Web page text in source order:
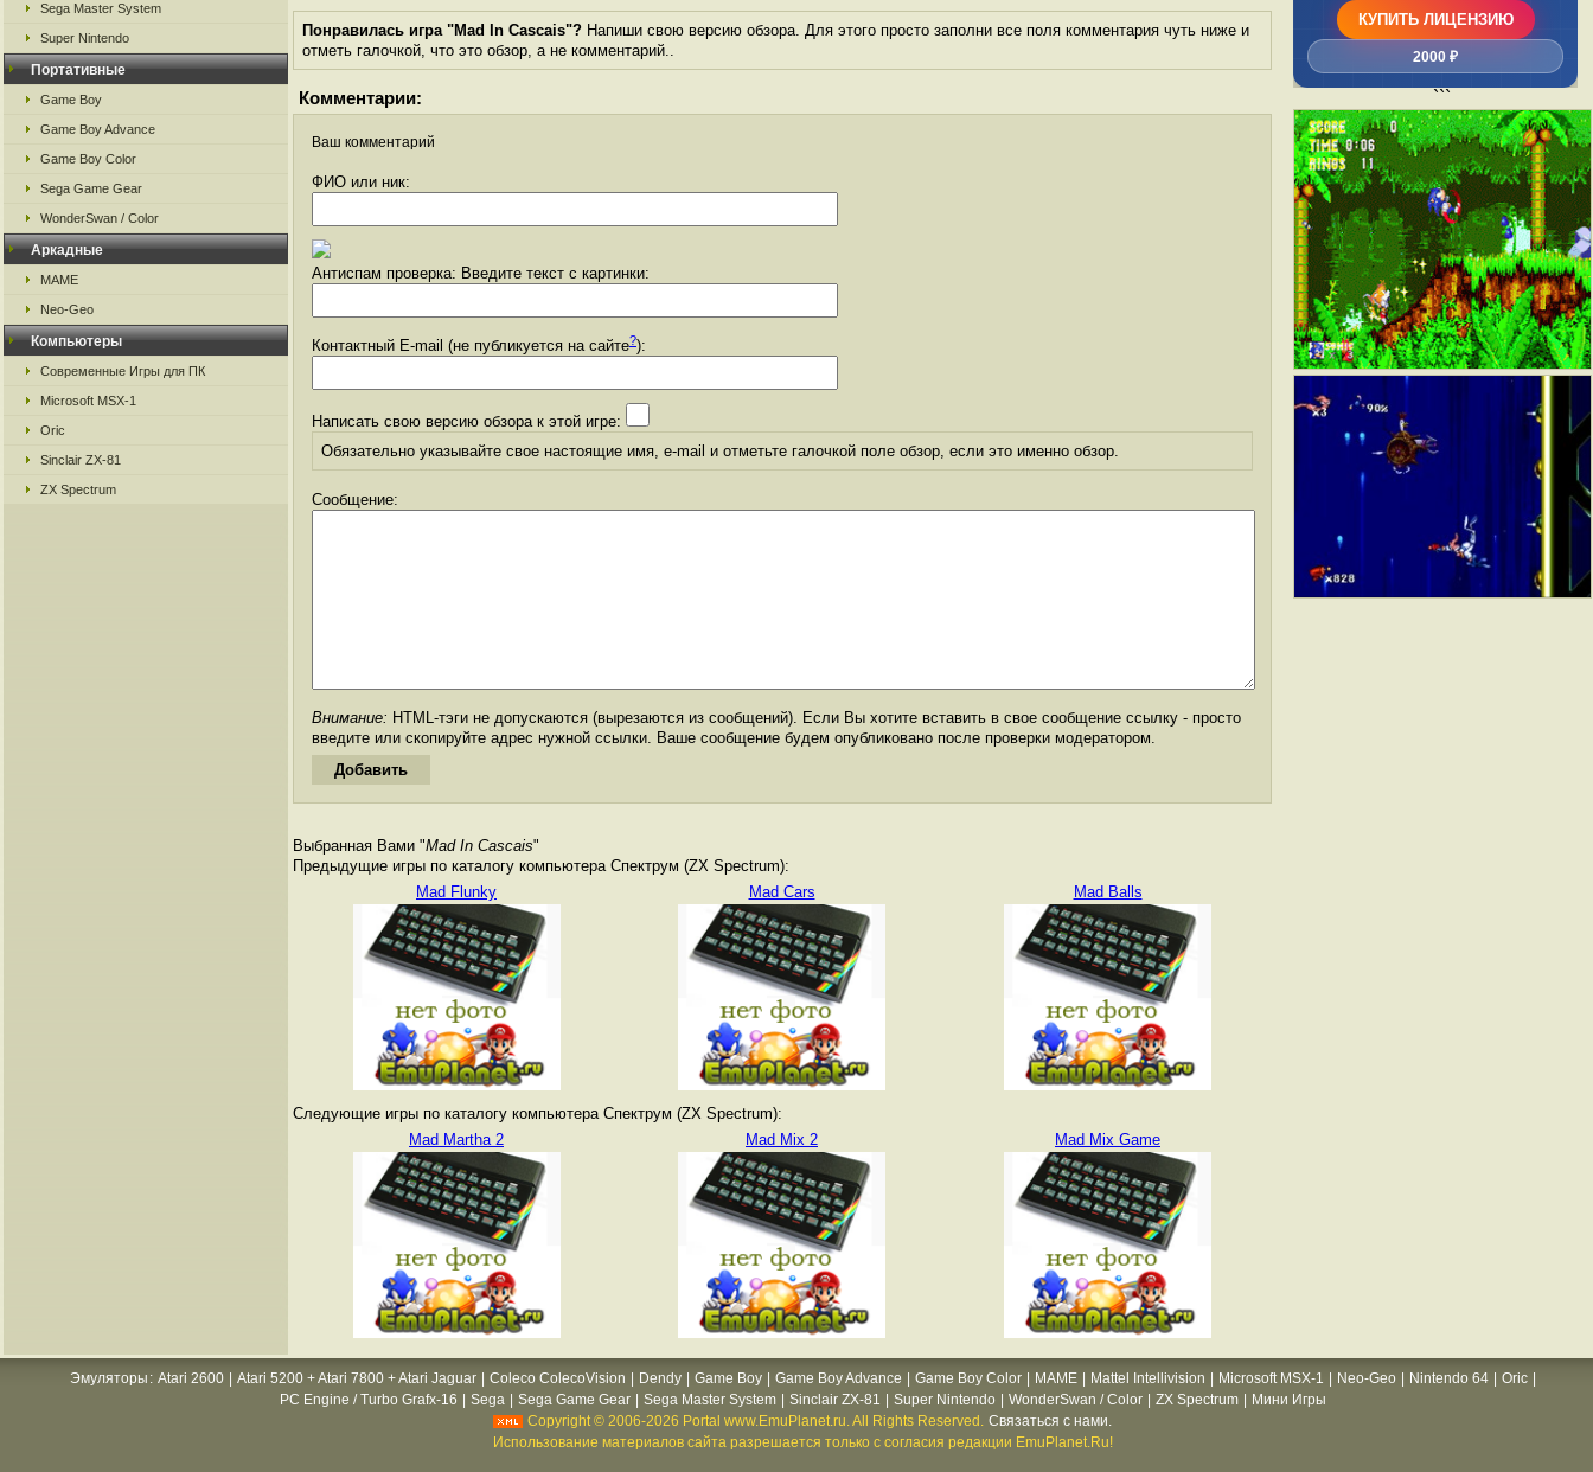
Sega Master System
Super Nintendo
Портативные
Game Boy
Game Boy Advance
Game Boy Color
Sega Game Gear
WonderSwan / Color
Аркадные
MAME
Neo-Geo
Компьютеры
Современные Игры для ПК
Microsoft MSX-1
Oric
Sinclair ZX-81
ZX Spectrum
Понравилась игра "Mad In Cascais"? Напиши свою версию обзора. Для этого просто заполни все поля комментария чуть ниже и
отметь галочкой, что это обзор, а не комментарий..
Комментарии:
Ваш комментарий
ФИО или ник:
Антиспам проверка: Введите текст с картинки:
Контактный E-mail (не публикуется на сайте?):
Написать свою версию обзора к этой игре:
Обязательно указывайте свое настоящие имя, e-mail и отметьте галочкой поле обзор, если это именно обзор.
Сообщение:
Внимание: HTML-тэги не допускаются (вырезаются из сообщений). Если Вы хотите вставить в свое сообщение ссылку - просто
введите или скопируйте адрес нужной ссылки. Ваше сообщение будем опубликовано после проверки модератором.
Выбранная Вами "Mad In Cascais"
Предыдущие игры по каталогу компьютера Спектрум (ZX Spectrum):
Mad Flunky
Mad Cars Mad Balls
Следующие игры по каталогу компьютера Спектрум (ZX Spectrum):
Mad Martha 2
Mad Mix 2 Mad Mix Game
КУПИТЬ ЛИЦЕНЗИЮ
2000 ₽
```
Эмуляторы : Atari 2600 Atari 5200 + Atari 7800 + Atari Jaguar Coleco ColecoVision Dendy Game Boy Game Boy Advance Game Boy Color MAME Mattel Intellivision Microsoft MSX-1 Neo-Geo Nintendo 64 Oric
PC Engine / Turbo Grafx-16
Sega Sega Game Gear Sega Master System Sinclair ZX-81 Super Nintendo WonderSwan / Color ZX Spectrum
Мини Игры
Copyright © 2006-2026 Portal www.EmuPlanet.ru. All Rights Reserved. Связаться с нами.
Использование материалов сайта разрешается только с согласия редакции EmuPlanet.Ru!